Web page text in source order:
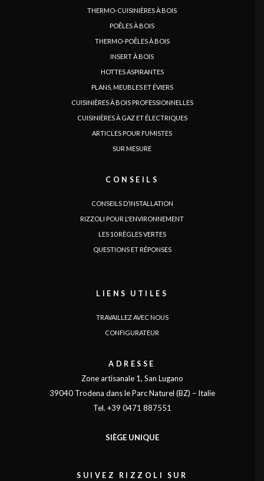
THERMO-CUISINIÈRES À BOIS
POÊLES À BOIS
THERMO-POÊLES À BOIS
INSERT À BOIS
HOTTES ASPIRANTES
PLANS, MEUBLES ET ÉVIERS
CUISINIÈRES À BOIS PROFESSIONNELLES
CUISINIÈRES À GAZ ET ÉLECTRIQUES
ARTICLES POUR FUMISTES
SUR MESURE
CONSEILS
CONSEILS D’INSTALLATION
RIZZOLI POUR L'ENVIRONNEMENT
LES 10 RÈGLES VERTES
QUESTIONS ET RÉPONSES
LIENS UTILES
TRAVAILLEZ AVEC NOUS
CONFIGURATEUR
ADRESSE
Zone artisanale 1, San Lugano
39040 Trodena dans le Parc Naturel (BZ) – Italie
Tel. +39 0471 887551
SIÈGE UNIQUE
SUIVEZ RIZZOLI SUR